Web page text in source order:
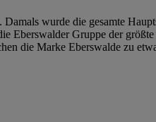
wurde die gesamte
Eberswalder Gruppe der
die Marke Eberswalde zu